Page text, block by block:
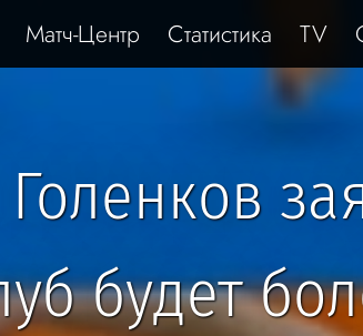
Матч-Центр Статистика TV
будет